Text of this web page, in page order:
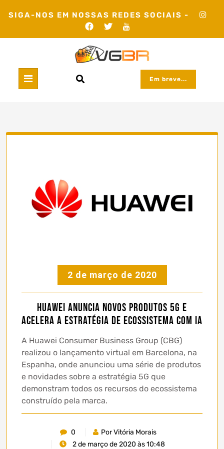
SIGA-NOS EM NOSSAS REDES SOCIAIS -
Em breve...
2 de março de 2020
Huawei anuncia novos produtos 5G e
acelera a estratégia de ecossistema com IA
A Huawei Consumer Business Group (CBG)
realizou o lançamento virtual em Barcelona, na ​​
Espanha, onde anunciou uma série de produtos
e novidades sobre a estratégia 5G que
demonstram todos os recursos do ecossistema
construído pela marca.
0
Por Vitória Morais
2 de março de 2020 às 10:48